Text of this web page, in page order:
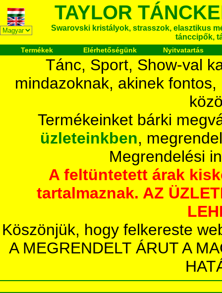
TAYLOR
Swarovski kristályok, strasszok, elasztikus
tánccipők,
Termékek Elérhetőségünk Nyitvatartás
Tánc, Sport, Show-val
mindazoknak, akinek
Termékeinket bárki
üzleteinkben,
Megrendelési
A feltüntetett árak
tartalmaznak. AZ
Köszönjük, hogy felkereste
A MEGRENDELT ÁRUT A